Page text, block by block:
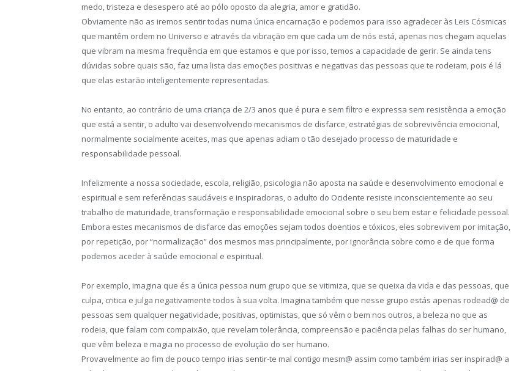
medo, tristeza e desespero até ao pólo oposto da alegria, amor e gratidão.
Obviamente não as iremos sentir todas numa única encarnação e podemos para isso agradecer às Leis Cósmicas
que mantêm ordem no Universo e através da vibração em que cada um de nós está, apenas nos chegam aquelas
que vibram na mesma frequência em que estamos e que por isso, temos a capacidade de gerir. Se ainda tens
dúvidas sobre quais são, faz uma lista das emoções positivas e negativas das pessoas que te rodeiam, pois é lá
que elas estarão inteligentemente representadas.
No entanto, ao contrário de uma criança de 2/3 anos que é pura e sem filtro e expressa sem resistência a emoção
que está a sentir, o adulto vai desenvolvendo mecanismos de disfarce, estratégias de sobrevivência emocional,
normalmente socialmente aceites, mas que apenas adiam o tão desejado processo de maturidade e
responsabilidade pessoal.
Infelizmente a nossa sociedade, escola, religião, psicologia não aposta na saúde e desenvolvimento emocional e
espiritual e sem referências saudáveis e inspiradoras, o adulto do Ocidente resiste inconscientemente ao seu
trabalho de maturidade, transformação e responsabilidade emocional sobre o seu bem estar e felicidade pessoal.
Embora estes mecanismos de disfarce das emoções sejam todos doentios e tóxicos, eles sobrevivem por imitação,
por repetição, por “normalização” dos mesmos mas principalmente, por ignorância sobre como e de que forma
podemos aceder à saúde emocional e espiritual.
Por exemplo, imagina que és a única pessoa num grupo que se vitimiza, que se queixa da vida e das pessoas, que
culpa, critica e julga negativamente todos à sua volta. Imagina também que nesse grupo estás apenas rodead@ de
pessoas sem qualquer negatividade, positivas, optimistas, que só vêm o bem nos outros, a beleza no que as
rodeia, que falam com compaixão, que revelam tolerância, compreensão e paciência pelas falhas do ser humano,
que vêm beleza e magia no processo de evolução do ser humano.
Provavelmente ao fim de pouco tempo irias sentir-te mal contigo mesm@ assim como também irias ser inspirad@ a